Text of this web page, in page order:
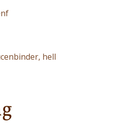
hell